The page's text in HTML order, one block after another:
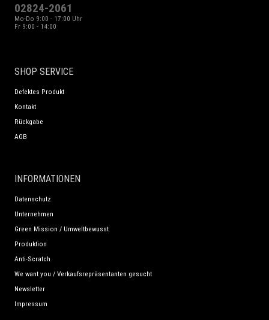
02824-2061
Mo-Do 9:00 - 17:00 Uhr
Fr 9:00 - 14:00
SHOP SERVICE
Defektes Produkt
Kontakt
Rückgabe
AGB
INFORMATIONEN
Datenschutz
Unternehmen
Green Mission / Umweltbewusst
Produktion
Anti-Scratch
We want you / Verkaufsrepräsentanten gesucht
Newsletter
Impressum